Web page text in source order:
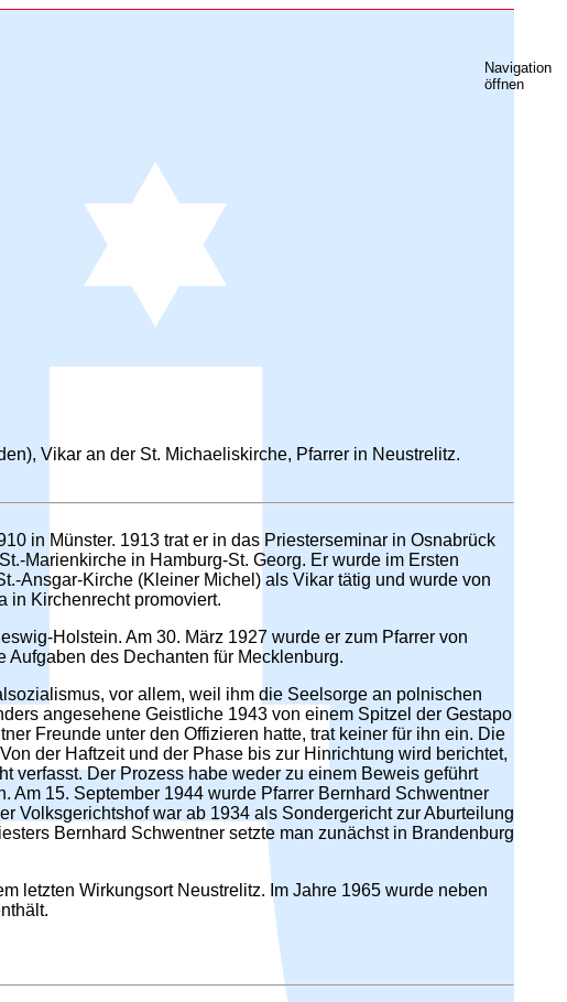
Navigation
öffnen
Vikar an der St. Michaeliskirche, Pfarrer in Neustrelitz.
in Münster. 1913 trat er in das Priesterseminar in Osnabrück
Marienkirche in Hamburg-St. Georg. Er wurde im Ersten
Ansgar-Kirche (Kleiner Michel) als Vikar tätig und wurde von
in Kirchenrecht promoviert.
Holstein. Am 30. März 1927 wurde er zum Pfarrer von
des Dechanten für Mecklenburg.
vor allem, weil ihm die Seelsorge an polnischen
angesehene Geistliche 1943 von einem Spitzel der Gestapo
Freunde unter den Offizieren hatte, trat keiner für ihn ein. Die
der Haftzeit und der Phase bis zur Hinrichtung wird berichtet,
verfasst. Der Prozess habe weder zu einem Beweis geführt
15. September 1944 wurde Pfarrer Bernhard Schwentner
Volksgerichtshof war ab 1934 als Sondergericht zur Aburteilung
Bernhard Schwentner setzte man zunächst in Brandenburg
letzten Wirkungsort Neustrelitz. Im Jahre 1965 wurde neben